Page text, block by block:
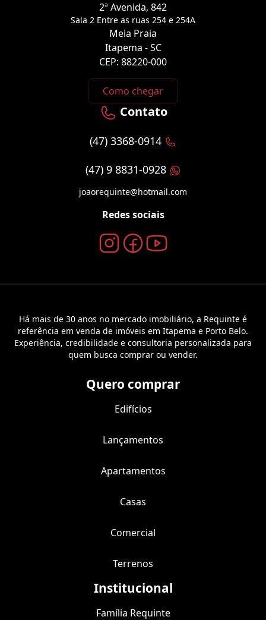
2ª Avenida, 842
Sala 2 Entre as ruas 254 e 254A
Meia Praia
Itapema - SC
CEP: 88220-000
Como chegar
Contato
(47) 3368-0914
(47) 9 8831-0928
joaorequinte@hotmail.com
Redes sociais
Há mais de 30 anos no mercado imobiliário, a Requinte é
referência em venda de imóveis em Itapema e Porto Belo.
Experiência, credibilidade e consultoria personalizada para
quem busca comprar ou vender.
Quero comprar
Edifícios
Lançamentos
Apartamentos
Casas
Comercial
Terrenos
Institucional
Família Requinte